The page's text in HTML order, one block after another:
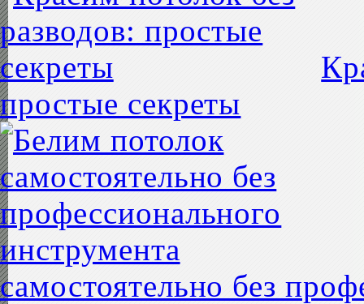
простые секреты
самостоятельно без